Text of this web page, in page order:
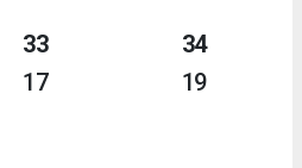
33
17
34
19